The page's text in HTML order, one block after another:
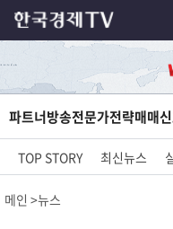
파트너방송전문가전략매매
TOP STORY 최신뉴스
메인 뉴스